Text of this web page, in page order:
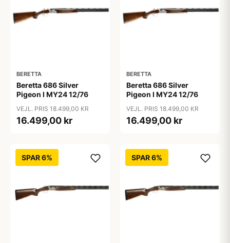
BERETTA
Beretta 686 Silver
Pigeon I MY24 12/76
VEJL. PRIS 18.499,00 KR
16.499,00 kr
BERETTA
Beretta 686 Silver
Pigeon I MY24 12/76
VEJL. PRIS 18.499,00 KR
16.499,00 kr
SPAR 6% SPAR 6%